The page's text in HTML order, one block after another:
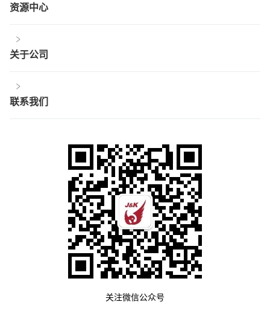
资源中心
关于公司
联系我们
关注微信公众号